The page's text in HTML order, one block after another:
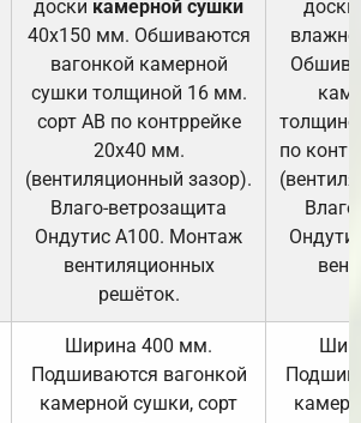
доски камерной сушки
40х150 мм. Обшиваются
вагонкой камерной
сушки толщиной 16 мм.
сорт АВ по контррейке
20х40 мм.
(вентиляционный зазор).
Влаго-ветрозащита
Ондутис А100. Монтаж
вентиляционных
решёток.
доски
по
Ширина 400 мм.
Подшиваются вагонкой
камерной сушки, сорт